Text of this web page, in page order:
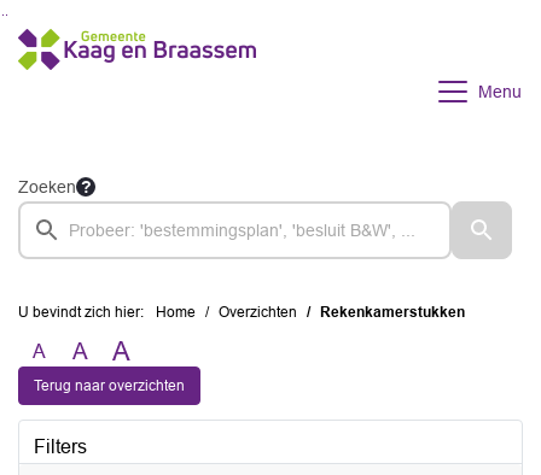
Ga naar de inhoud van deze pagina
Ga naar het zoeken
Ga naar het menu
Menu
Zoeken
U bevindt zich hier: Home Overzichten Rekenkamerstukken
A A A
Terug naar overzichten
Filters